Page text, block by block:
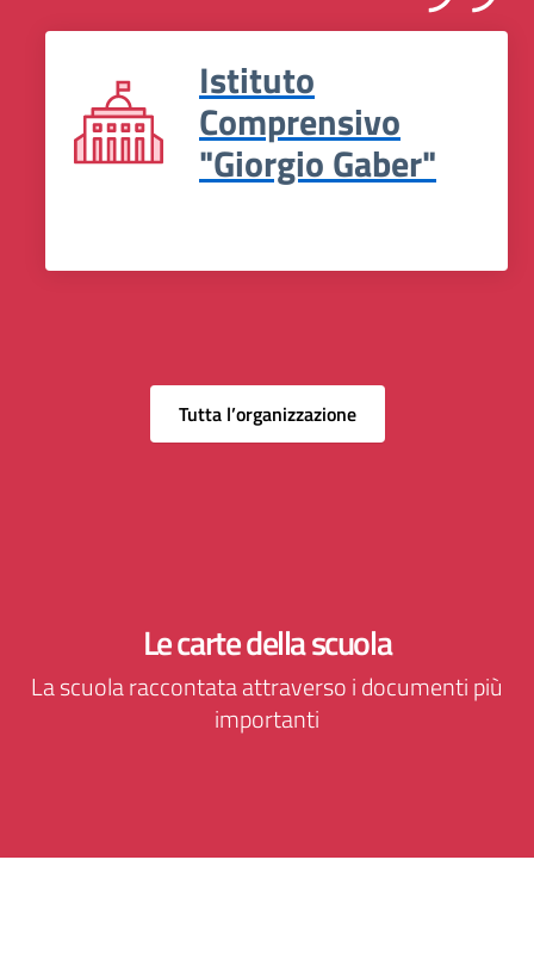
Istituto
Comprensivo
"Giorgio Gaber"
Tutta l’organizzazione
Le carte della scuola
La scuola raccontata attraverso i documenti più
importanti